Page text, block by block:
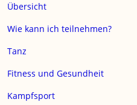
Übersicht
Wie kann ich teilnehmen?
Tanz
Fitness und Gesundheit
Kampfsport